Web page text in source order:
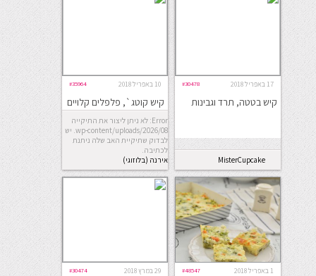
17 באפריל 2018 #30478
קיש בטטה, תרד וגבינות
MisterCupcake
10 באפריל 2018 #35964
קיש קוטג`, פלפלים קלויים
ונענעError: לא ניתן ליצור את התיקייה
wp-content/uploads/2026/08. יש
לבדוק שתיקיית האב שלה ניתנת
לכתיבה.
אירנה (בלוזוגי)
1 באפריל 2018 #48547 29 במרץ 2018 #30474